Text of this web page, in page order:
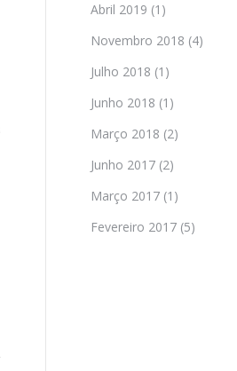
Abril 2019 (1)
Novembro 2018 (4)
Julho 2018 (1)
Junho 2018 (1)
Março 2018 (2)
Junho 2017 (2)
Março 2017 (1)
Fevereiro 2017 (5)